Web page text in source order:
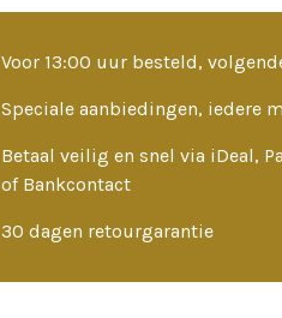
Voor 13:00 uur besteld,
Speciale aanbiedingen, iedere
Betaal veilig en snel via iDeal,
of Bankcontact
30 dagen retourgarantie